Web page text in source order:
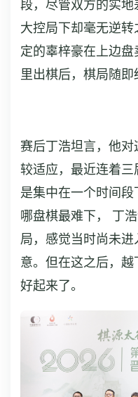
段，尽管双方的实
大控局下却毫无逆
定的辜梓豪在上边
里出棋后，棋局随即
赛后丁浩坦言，他
较适应，最近连着
是集中在一个时间
哪盘棋最难下， 丁
局，感觉当时尚未
意。但在这之后，
好起来了。